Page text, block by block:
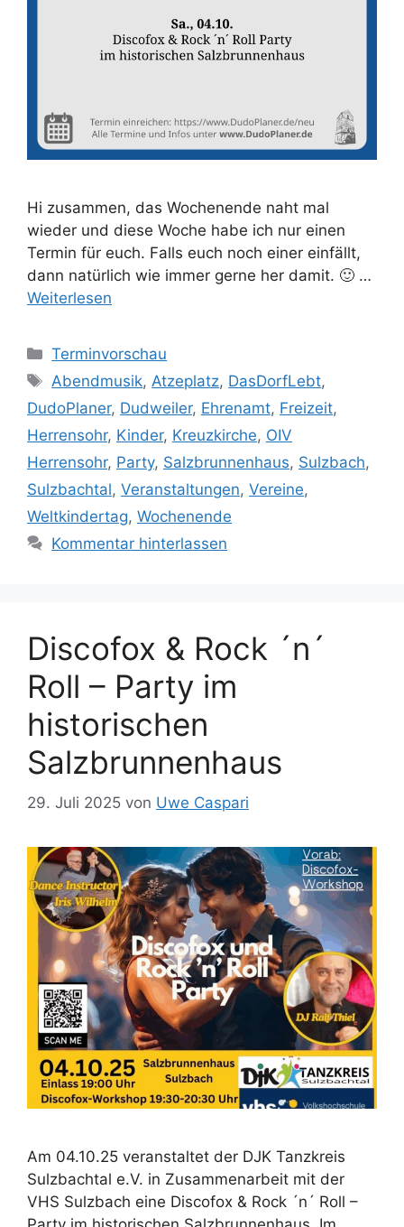
Hi zusammen, das Wochenende naht mal
wieder und diese Woche habe ich nur einen
Termin für euch. Falls euch noch einer einfällt,
dann natürlich wie immer gerne her damit. 🙂 …
Weiterlesen
Kategorien
Terminvorschau
Schlagwörter
Abendmusik,Atzeplatz, DasDorfLebt,
DudoPlaner, Dudweiler, Ehrenamt, Freizeit,
Herrensohr, Kinder, Kreuzkirche, OIV
Herrensohr, Party, Salzbrunnenhaus, Sulzbach,
Sulzbachtal, Veranstaltungen, Vereine,
Weltkindertag, Wochenende
Kommentar hinterlassen
Discofox & Rock ´n´
Roll – Party im
historischen
Salzbrunnenhaus
29. Juli 2025 von Uwe Caspari
Am 04.10.25 veranstaltet der DJK Tanzkreis
Sulzbachtal e.V. in Zusammenarbeit mit der
VHS Sulzbach eine Discofox & Rock ´n´ Roll –